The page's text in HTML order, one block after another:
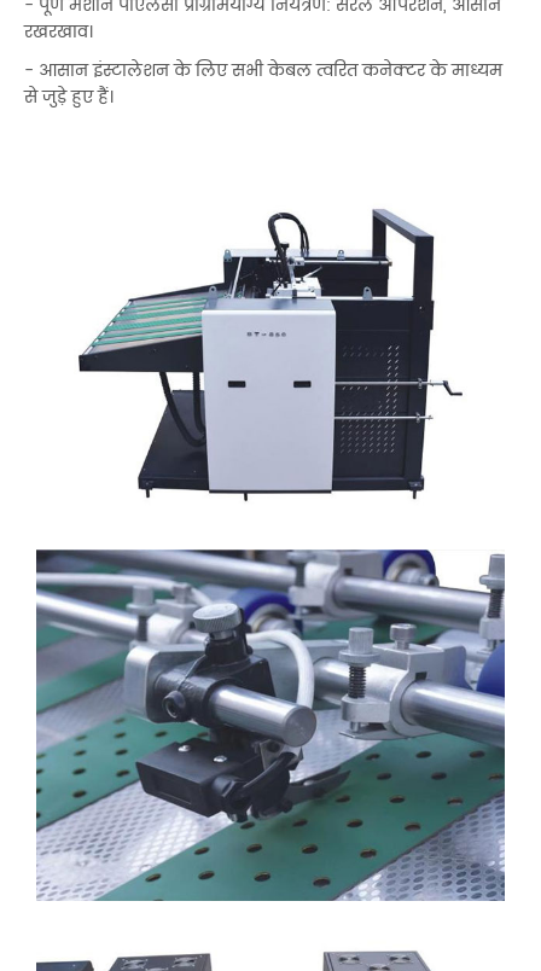
- पूर्ण मशीन पीएलसी प्रोग्रामयोग्य नियंत्रण: सरल ऑपरेशन, आसान
रखरखाव।
- आसान इंस्टालेशन के लिए सभी केबल त्वरित कनेक्टर के माध्यम
से जुड़े हुए हैं।